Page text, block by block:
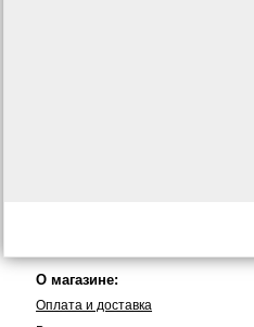
О магазине:
Оплата и доставка